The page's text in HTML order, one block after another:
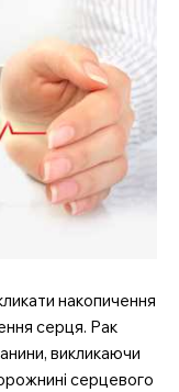
накопичення
серця. Рак
викликаючи
серцевого